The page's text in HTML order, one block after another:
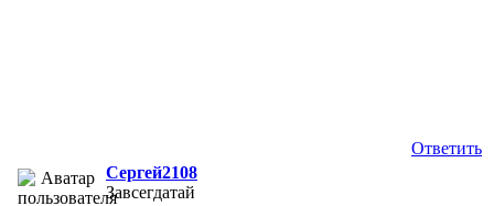
Ответить
Сергей2108
Завсегдатай